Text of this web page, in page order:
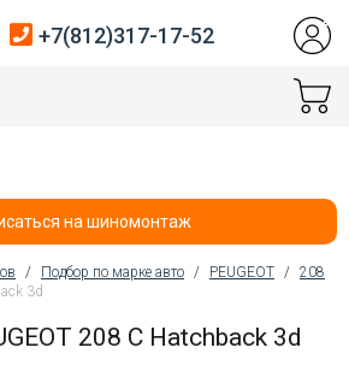
+7(812)317-17-52
на шиномонтаж
/ Подбор по марке авто / PEUGEOT / 208
3d
208 C Hatchback 3d